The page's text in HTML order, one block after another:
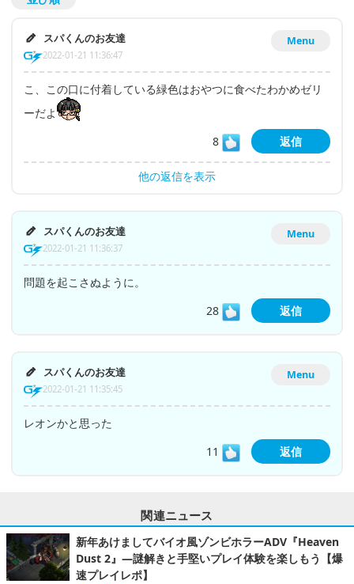
Menu
スパくんのお友達
2022-01-21 11:36:47
こ、この口に付着している緑色はおやつに食べたわかめゼリ
ーだよ
8
返信
他の返信を表示
Menu
スパくんのお友達
2022-01-21 11:36:37
問題を起こさぬように。
28
返信
Menu
スパくんのお友達
2022-01-21 11:35:45
レオンかと思った
11
返信
関連ニュース
新年あけましてバイオ風ゾンビホラーADV『Heaven
Dust 2』―謎解きと手堅いプレイ体験を楽しもう【爆
速プレイレポ】